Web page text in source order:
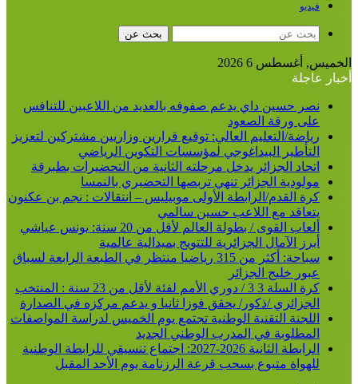
فيديو
بحث عن
الخميس, أغسطس 6 2026
أخبار عاجلة
نصر حسين داي يدعم صفوفه بالعديد من اللاعبين للتنافس
على ورقة الصعود
رياضة/التعليم العالي: توقيع قرارين وزاريين مشتركين لتعزيز
التأطير البيداغوجي لمؤسسات التكوين الرياضي
اتحاد الجزائر يدخل مرحلته الثانية من التحضيرات بطبرقة
مولودية الجزائر تنهي تربصها التحضيري بالنمسا
كرة القدم/الرابطة الأولى موبيليس – انتقالات : نجم بن عكنون
يتعاقد مع اللاعب حسين سالمي
ألعاب القوى / بطولة العالم لأقل من 20 سنة: يونس عياشي
أبرز الآمال الجزائرية للتتويج بميدالية عالمية
سباحة: أكثر من 315 رياضيا منتظر في الطبعة الرابعة لسباق
عبور خليج الجزائر
كرة السلة 3 3 / دوري الأمم لفئة لأقل من 23 سنة : المنتخب
الجزائري /ذكور/ يحقق فوزا ثانيا و يدعم مركزه في الصدارة
اللجنة التقنية الوطنية تجتمع يوم الخميس لدراسة المواصفات
المطلوبة في المدرب الوطني الجديد
الرابطة الثانية 2026-2027: اجتماع تنسيقي للرابطة الوطنية
للهواة متبوع بسحب قرعة الرزنامة يوم الأحد المقبل